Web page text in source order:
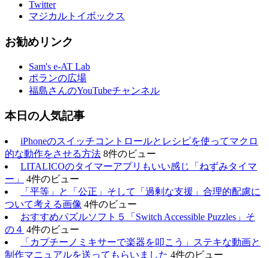
Twitter
マジカルトイボックス
お勧めリンク
Sam's e-AT Lab
ポランの広場
福島さんのYouTubeチャンネル
本日の人気記事
iPhoneのスイッチコントロールとレシピを使ってマクロ
的な動作をさせる方法 8件のビュー
LITALICOのタイマーアプリもいい感じ「ねずみタイマ
ー」
4件のビュー
「平等」と「公正」そして「過剰な支援」合理的配慮に
ついて考える画像 4件のビュー
おすすめパズルソフト５「Switch Accessible Puzzles」そ
の４ 4件のビュー
「カプチーノミキサーで楽器を叩こう」ステキな動画と
制作マニュアルを送ってもらいました 4件のビュー